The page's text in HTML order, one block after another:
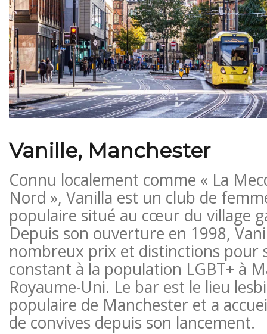
Vanille, Manchester
Connu localement comme « La
Nord », Vanilla est un club de
populaire situé au cœur du village
Depuis son ouverture en 1998,
nombreux prix et distinctions pour
constant à la population LGBT+ à
Royaume-Uni. Le bar est le lieu
populaire de Manchester et a
de convives depuis son lancement.